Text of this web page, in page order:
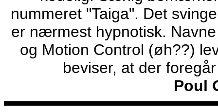
nummeret "Taiga". Det
er nærmest hypnotisk.
og Motion Control (øh??)
beviser, at der
Poul